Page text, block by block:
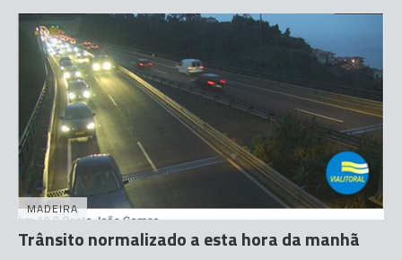
MADEIRA
Trânsito normalizado a esta hora da manhã